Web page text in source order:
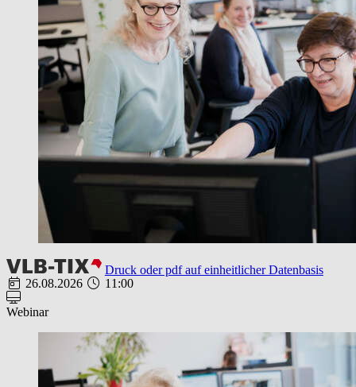
Druck oder pdf auf einheitlicher Datenbasis
26.08.2026
11:00
Webinar